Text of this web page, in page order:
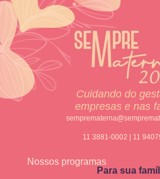
Cuidando do
empresas e nas
11 3881-0002 | 11
Nossos programas
Para sua